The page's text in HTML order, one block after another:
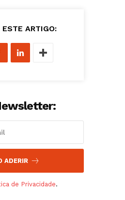
ESTE ARTIGO:
ADERIR
de Privacidade.